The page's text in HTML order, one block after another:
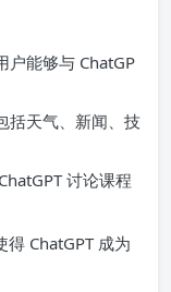
户能够与 ChatGP
括天气、新闻、技
讨论课程
ChatGPT 成为